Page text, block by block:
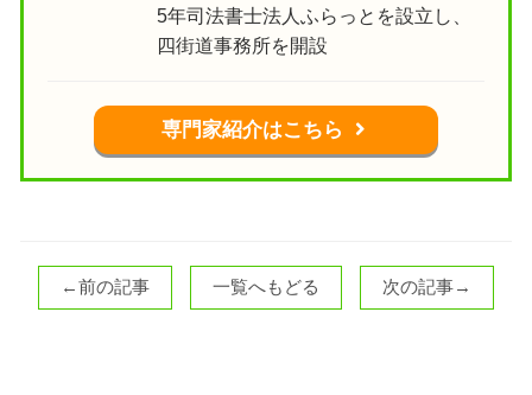
5年司法書士法人ふらっとを設立し、
四街道事務所を開設
専門家紹介はこちら
←前の記事 一覧へもどる 次の記事→